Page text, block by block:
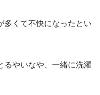
多くて不快になったとい
るやいなや、一緒に洗濯